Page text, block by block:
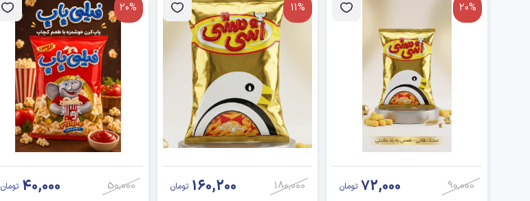
20%
90,000
72,000 تومان
11%
180,000
160,200 تومان
20%
50,000
40,000 تومان